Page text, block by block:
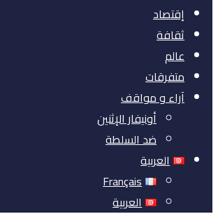
إقتصاد
ثقافة
عالم
متفرقات
آراء و مواقف
أونيفار الإثنين
ضد السلطة
العربية
Français
العربية